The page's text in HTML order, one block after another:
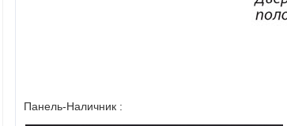
Панель-Наличник :